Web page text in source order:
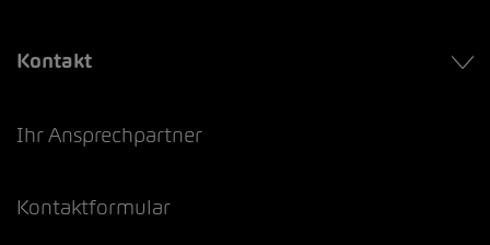
Kontakt
Ihr Ansprechpartner
Kontaktformular